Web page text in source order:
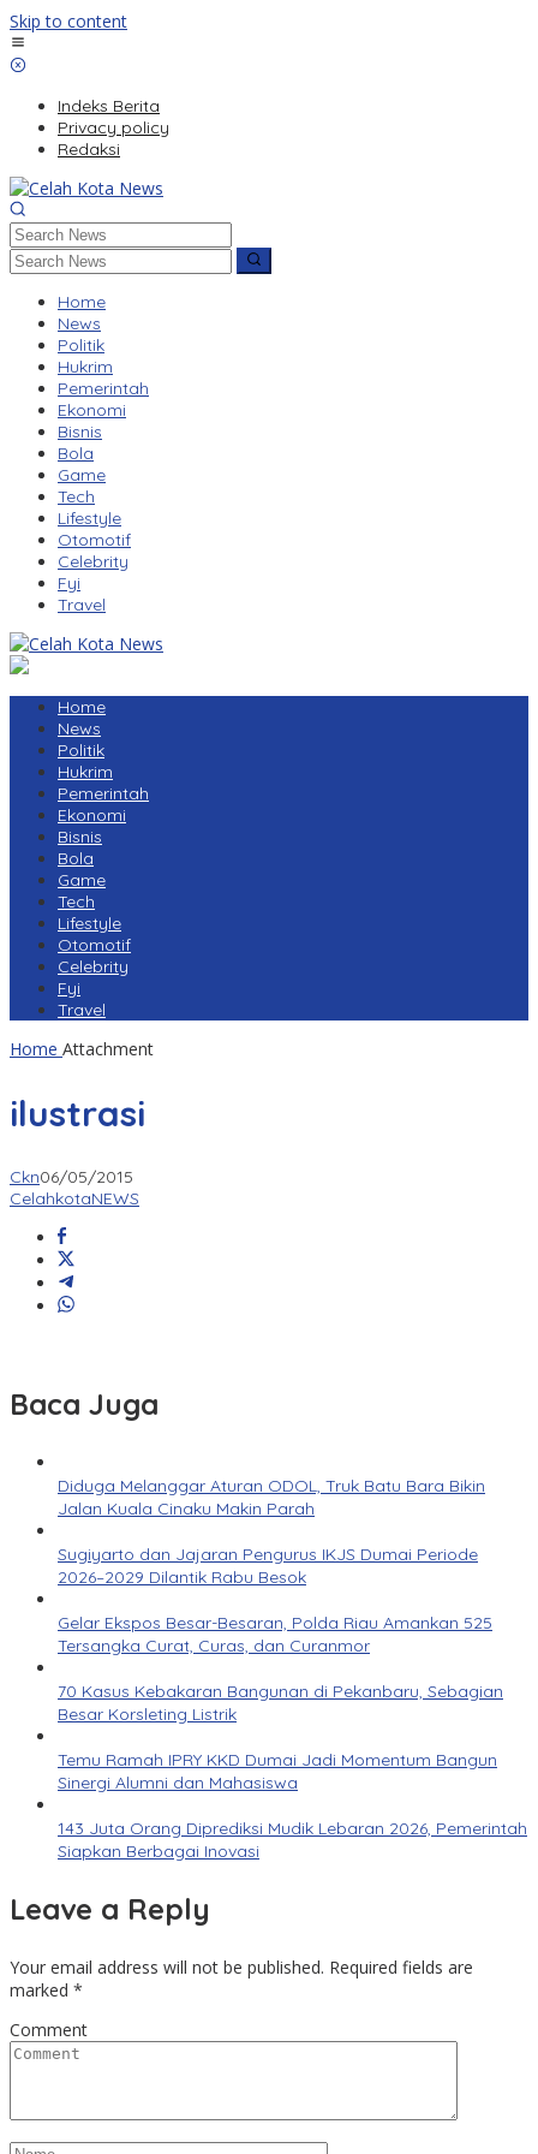
Skip to content
Indeks Berita
Privacy policy
Redaksi
Home
News
Politik
Hukrim
Pemerintah
Ekonomi
Bisnis
Bola
Game
Tech
Lifestyle
Otomotif
Celebrity
Fyi
Travel
Home
News
Politik
Hukrim
Pemerintah
Ekonomi
Bisnis
Bola
Game
Tech
Lifestyle
Otomotif
Celebrity
Fyi
Travel
Home Attachment
ilustrasi
Ckn06/05/2015
CelahkotaNEWS
Baca Juga
Diduga Melanggar Aturan ODOL, Truk Batu Bara Bikin
Jalan Kuala Cinaku Makin Parah
Sugiyarto dan Jajaran Pengurus IKJS Dumai Periode
2026–2029 Dilantik Rabu Besok
Gelar Ekspos Besar-Besaran, Polda Riau Amankan 525
Tersangka Curat, Curas, dan Curanmor
70 Kasus Kebakaran Bangunan di Pekanbaru, Sebagian
Besar Korsleting Listrik
Temu Ramah IPRY KKD Dumai Jadi Momentum Bangun
Sinergi Alumni dan Mahasiswa
143 Juta Orang Diprediksi Mudik Lebaran 2026, Pemerintah
Siapkan Berbagai Inovasi
Leave a Reply
Your email address will not be published. Required fields are
marked *
Comment